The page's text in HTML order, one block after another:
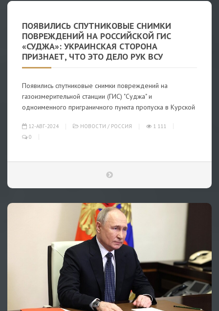
ПОЯВИЛИСЬ СПУТНИКОВЫЕ СНИМКИ
ПОВРЕЖДЕНИЙ НА РОССИЙСКОЙ ГИС
«СУДЖА»: УКРАИНСКАЯ СТОРОНА
ПРИЗНАЕТ, ЧТО ЭТО ДЕЛО РУК ВСУ
Появились спутниковые снимки повреждений на
газоизмерительной станции (ГИС) "Суджа" и
одноименного приграничного пункта пропуска в Курской
12-АВГ-2024 НОВОСТИ / РОССИЯ
1 111
0